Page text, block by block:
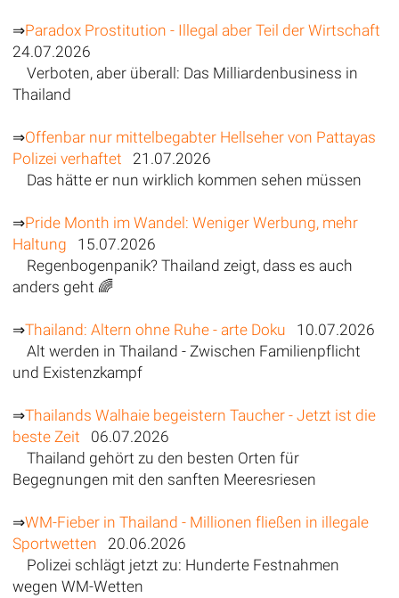
⇒Paradox Prostitution - Illegal aber Teil der Wirtschaft
24.07.2026
Verboten, aber überall: Das Milliardenbusiness in
Thailand
⇒Offenbar nur mittelbegabter Hellseher von Pattayas
Polizei verhaftet 21.07.2026
Das hätte er nun wirklich kommen sehen müssen
⇒Pride Month im Wandel: Weniger Werbung, mehr
Haltung 15.07.2026
Regenbogenpanik? Thailand zeigt, dass es auch
anders geht 🌈
⇒Thailand: Altern ohne Ruhe - arte Doku 10.07.2026
Alt werden in Thailand - Zwischen Familienpflicht
und Existenzkampf
⇒Thailands Walhaie begeistern Taucher - Jetzt ist die
beste Zeit 06.07.2026
Thailand gehört zu den besten Orten für
Begegnungen mit den sanften Meeresriesen
⇒WM-Fieber in Thailand - Millionen fließen in illegale
Sportwetten 20.06.2026
Polizei schlägt jetzt zu: Hunderte Festnahmen
wegen WM-Wetten